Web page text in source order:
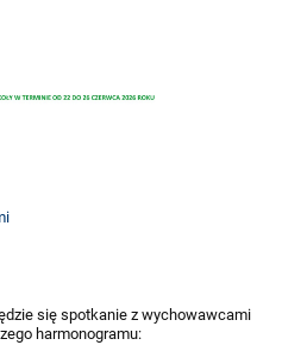
sięspotkanie z wychowawcami
harmonogramu: